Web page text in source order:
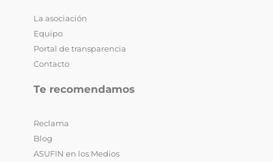
La asociación
Equipo
Portal de transparencia
Contacto
Te recomendamos
Reclama
Blog
ASUFIN en los Medios